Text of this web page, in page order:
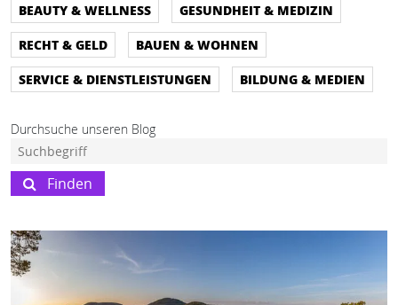
BEAUTY & WELLNESS
GESUNDHEIT & MEDIZIN
RECHT & GELD
BAUEN & WOHNEN
SERVICE & DIENSTLEISTUNGEN
BILDUNG & MEDIEN
Durchsuche unseren Blog
Finden